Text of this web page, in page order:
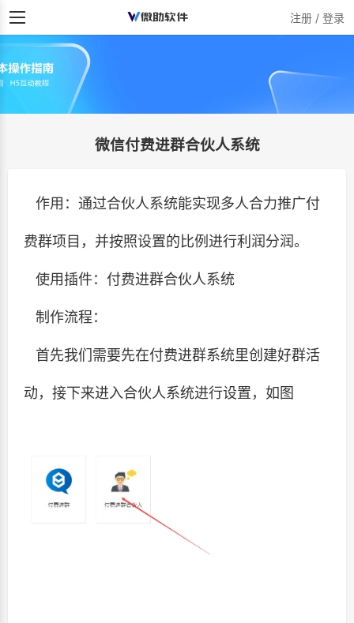
注册 / 登录
微信付费进群合伙人系统
作用：通过合伙人系统能实现多人合力推广付
费群项目，并按照设置的比例进行利润分润。
使用插件：付费进群合伙人系统
制作流程：
首先我们需要先在付费进群系统里创建好群活
动，接下来进入合伙人系统进行设置，如图